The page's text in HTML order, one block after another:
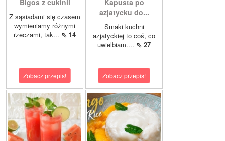
Bigos z cukinii
Z sąsiadami się czasem
wymieniamy różnymi
rzeczami, tak... ⇖ 14
Zobacz przepis!
Kapusta po
azjatycku do...
Smaki kuchni
azjatyckiej to coś, co
uwielbiam.... ⇖ 27
Zobacz przepis!